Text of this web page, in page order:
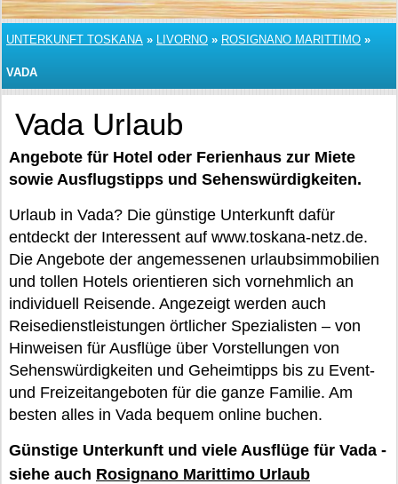
UNTERKUNFT TOSKANA » LIVORNO » ROSIGNANO MARITTIMO »
VADA
Vada Urlaub
Angebote für Hotel oder Ferienhaus zur Miete
sowie Ausflugstipps und Sehenswürdigkeiten.
Urlaub in Vada? Die günstige Unterkunft dafür
entdeckt der Interessent auf www.toskana-netz.de.
Die Angebote der angemessenen urlaubsimmobilien
und tollen Hotels orientieren sich vornehmlich an
individuell Reisende. Angezeigt werden auch
Reisedienstleistungen örtlicher Spezialisten – von
Hinweisen für Ausflüge über Vorstellungen von
Sehenswürdigkeiten und Geheimtipps bis zu Event-
und Freizeitangeboten für die ganze Familie. Am
besten alles in Vada bequem online buchen.
Günstige Unterkunft und viele Ausflüge für Vada -
siehe auch Rosignano Marittimo Urlaub